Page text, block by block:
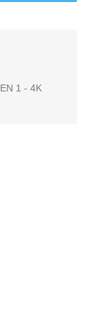
1 - 4K